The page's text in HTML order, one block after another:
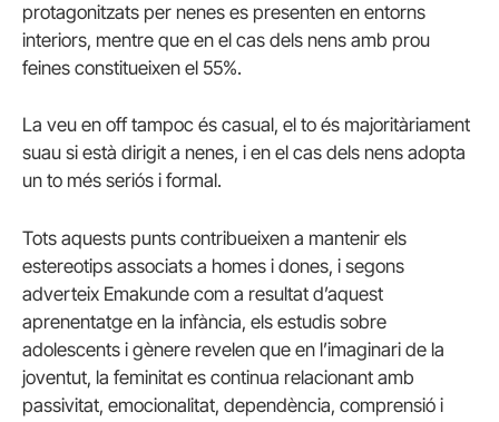
protagonitzats per nenes es presenten en entorns
interiors, mentre que en el cas dels nens amb prou
feines constitueixen el 55%.
La veu en off tampoc és casual, el to és majoritàriament
suau si està dirigit a nenes, i en el cas dels nens adopta
un to més seriós i formal.
Tots aquests punts contribueixen a mantenir els
estereotips associats a homes i dones, i segons
adverteix Emakunde com a resultat d’aquest
aprenentatge en la infància, els estudis sobre
adolescents i gènere revelen que en l’imaginari de la
joventut, la feminitat es continua relacionant amb
passivitat, emocionalitat, dependència, comprensió i